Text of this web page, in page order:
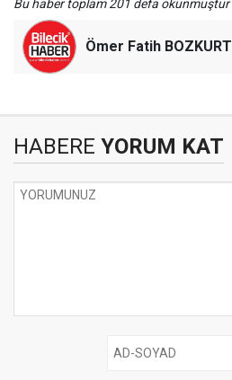
Bu haber toplam 201 defa okunmuştur
Ömer Fatih BOZKURT
HABERE YORUM KAT